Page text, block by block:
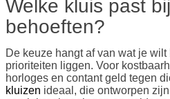
Welke kluis past
behoeften?
De keuze hangt af van wat je
prioriteiten liggen. Voor
horloges en contant geld tegen
kluizen ideaal, die ontworpen